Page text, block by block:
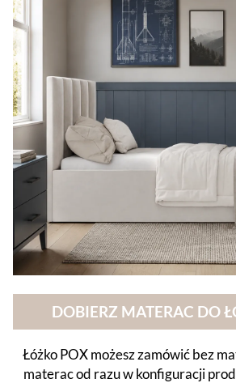
DOBIERZ MATERAC DO
Łóżko POX możesz zamówić bez
materac od razu w konfiguracji